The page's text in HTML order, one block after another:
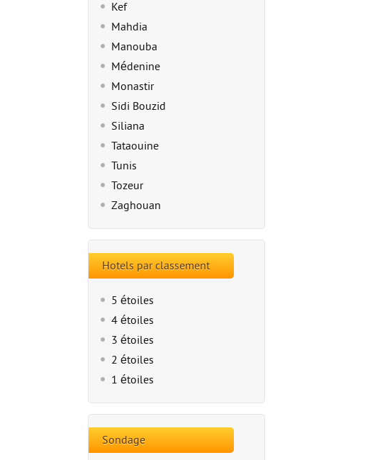
Kef
Mahdia
Manouba
Médenine
Monastir
Sidi Bouzid
Siliana
Tataouine
Tunis
Tozeur
Zaghouan
Hotels par classement
5 étoiles
4 étoiles
3 étoiles
2 étoiles
1 étoiles
Sondage